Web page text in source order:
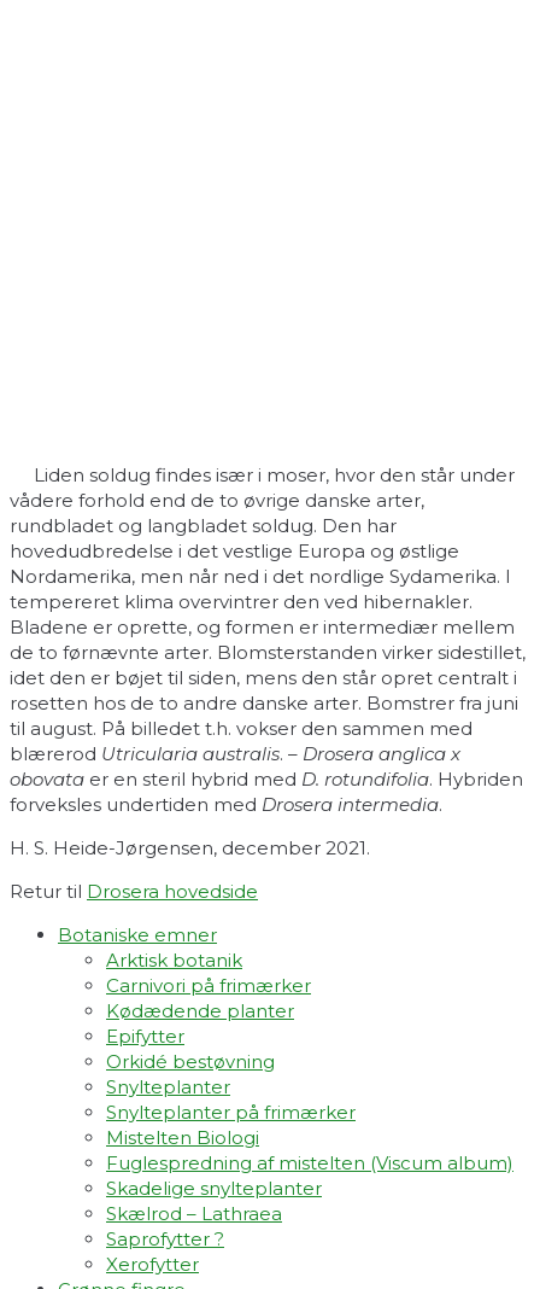
Liden soldug findes især i moser, hvor den står under
vådere forhold end de to øvrige danske arter,
rundbladet og langbladet soldug. Den har
hovedudbredelse i det vestlige Europa og østlige
Nordamerika, men når ned i det nordlige Sydamerika. I
tempereret klima overvintrer den ved hibernakler.
Bladene er oprette, og formen er intermediær mellem
de to førnævnte arter. Blomsterstanden virker sidestillet,
idet den er bøjet til siden, mens den står opret centralt i
rosetten hos de to andre danske arter. Bomstrer fra juni
til august. På billedet t.h. vokser den sammen med
blærerod Utricularia australis. – Drosera anglica x
obovata er en steril hybrid med D. rotundifolia. Hybriden
forveksles undertiden med Drosera intermedia.
H. S. Heide-Jørgensen, december 2021.
Retur til Drosera hovedside
Botaniske emner
Arktisk botanik
Carnivori på frimærker
Kødædende planter
Epifytter
Orkidé bestøvning
Snylteplanter
Snylteplanter på frimærker
Mistelten Biologi
Fuglespredning af mistelten (Viscum album)​
Skadelige snylteplanter
Skælrod – Lathraea
Saprofytter ?
Xerofytter